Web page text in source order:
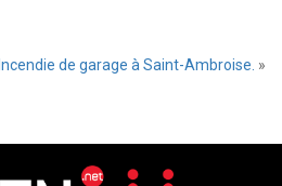
Incendie de garage à Saint-Ambroise. »